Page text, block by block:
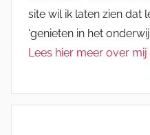
site wil ik laten zien dat
'genieten in het
Lees hier meer over